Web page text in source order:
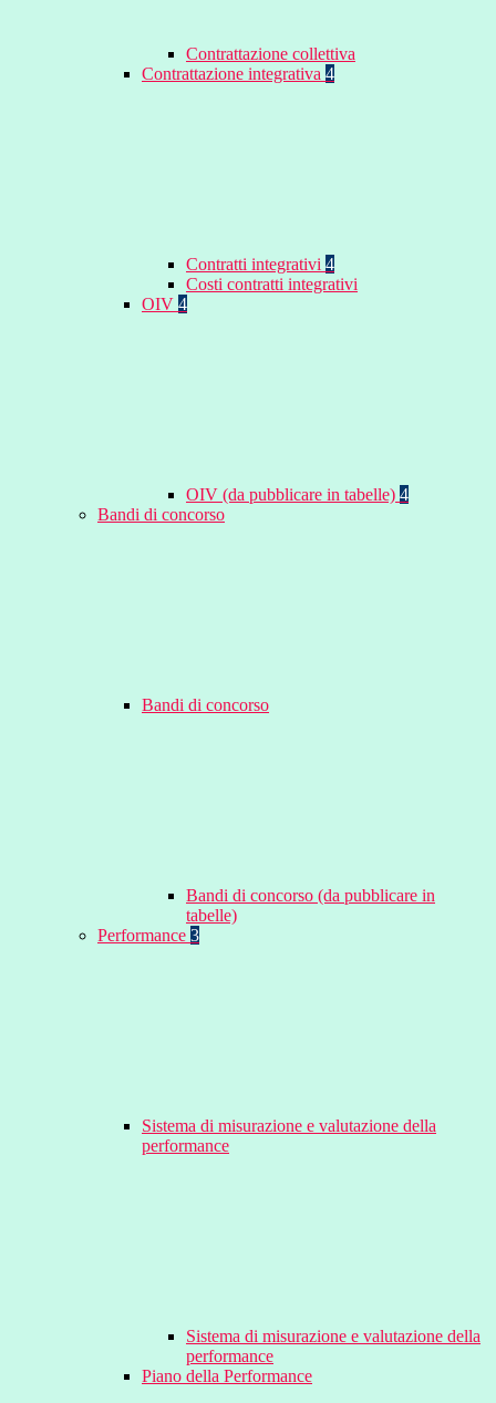
Contrattazione collettiva
Contrattazione integrativa 4
Contratti integrativi 4
Costi contratti integrativi
OIV 4
OIV (da pubblicare in tabelle) 4
Bandi di concorso
Bandi di concorso
Bandi di concorso (da pubblicare in
tabelle)
Performance 3
Sistema di misurazione e valutazione della
performance
Sistema di misurazione e valutazione della
performance
Piano della Performance